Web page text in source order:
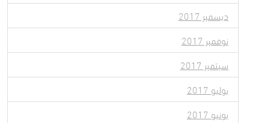
ديسمبر 2017
نوفمبر 2017
سبتمبر 2017
يوليو 2017
يونيو 2017